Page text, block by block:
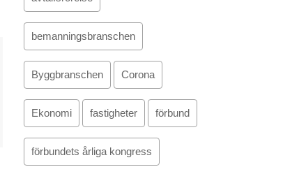
bemanningsbranschen
Byggbranschen Corona
Ekonomi fastigheter förbund
förbundets årliga kongress